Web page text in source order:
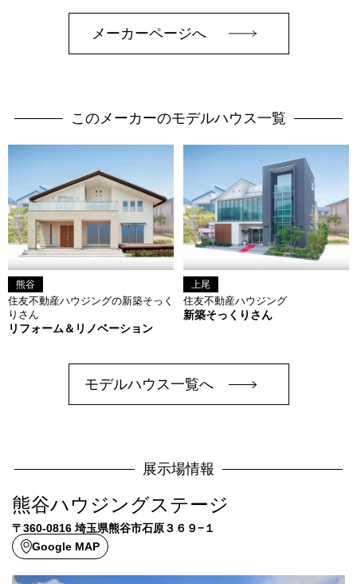
メーカーページへ
このメーカーのモデルハウス一覧
熊谷
住友不動産ハウジングの新築そっく
りさん
リフォーム＆リノベーション
上尾
住友不動産ハウジング
新築そっくりさん
モデルハウス一覧へ
展示場情報
熊谷ハウジングステージ
〒360-0816 埼玉県熊谷市石原３６９−１
Google MAP